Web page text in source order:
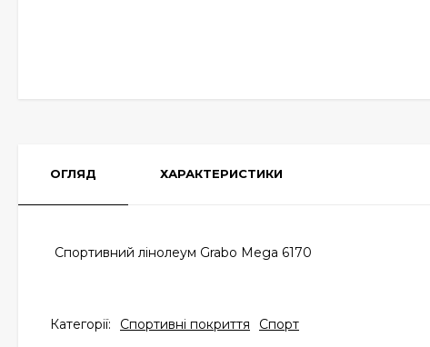
ОГЛЯД ХАРАКТЕРИСТИКИ
Спортивний лінолеум Grabo Mega 6170
Категорії: Спортивні покриття Спорт